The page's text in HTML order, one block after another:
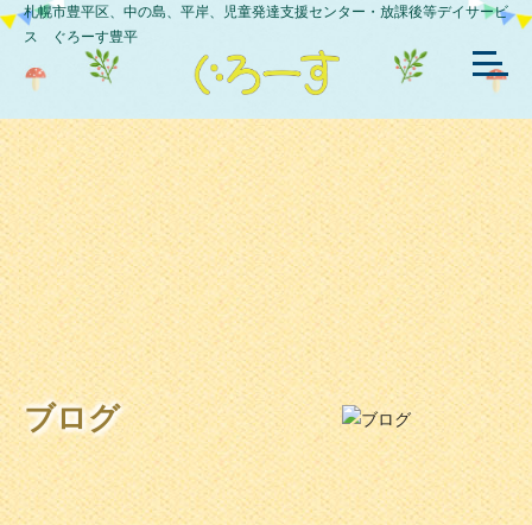
札幌市豊平区、中の島、平岸、児童発達支援センター・放課後等デイサービ
ス ぐろーす豊平
ブログ